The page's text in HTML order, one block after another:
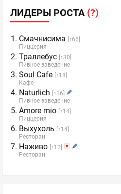
ЛИДЕРЫ РОСТА (?)
Смачнисима
[↑66]
Пиццерия
Траллебус
[↑30]
Пивное заведение
Soul Cafe
[↑18]
Кафе
Naturlich
[↑16]
Пивное заведение
Amore mio️
[↑14]
Пиццерия
Выхухоль
[↑14]
Ресторан
Наживо
[↑12]
Ресторан